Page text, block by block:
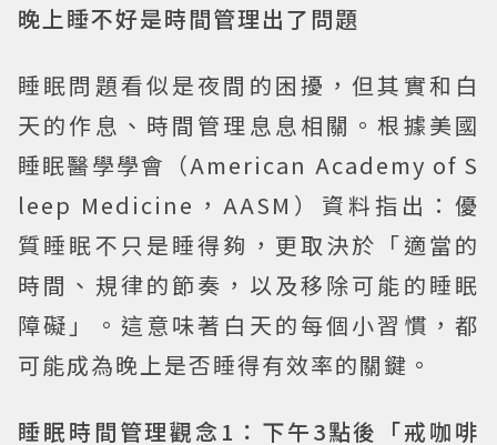
晚上睡不好是時間管理出了問題
睡眠問題看似是夜間的困擾，但其實和白
天的作息、時間管理息息相關。根據美國
睡眠醫學學會（American Academy of S
leep Medicine，AASM）資料指出：優
質睡眠不只是睡得夠，更取決於「適當的
時間、規律的節奏，以及移除可能的睡眠
障礙」。這意味著白天的每個小習慣，都
可能成為晚上是否睡得有效率的關鍵。
睡眠時間管理觀念1：下午3點後「戒咖啡